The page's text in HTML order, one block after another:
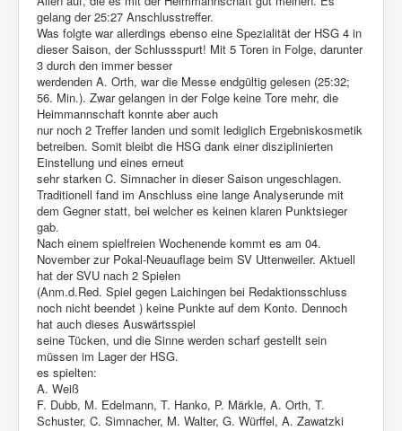
gelang der 25:27 Anschlusstreffer.
Was folgte war allerdings ebenso eine Spezialität der HSG 4 in
dieser Saison, der Schlussspurt! Mit 5 Toren in Folge, darunter
3 durch den immer besser
werdenden A. Orth, war die Messe endgültig gelesen (25:32;
56. Min.). Zwar gelangen in der Folge keine Tore mehr, die
Heimmannschaft konnte aber auch
nur noch 2 Treffer landen und somit lediglich Ergebniskosmetik
betreiben. Somit bleibt die HSG dank einer disziplinierten
Einstellung und eines erneut
sehr starken C. Simnacher in dieser Saison ungeschlagen.
Traditionell fand im Anschluss eine lange Analyserunde mit
dem Gegner statt, bei welcher es keinen klaren Punktsieger
gab.
Nach einem spielfreien Wochenende kommt es am 04.
November zur Pokal-Neuauflage beim SV Uttenweiler. Aktuell
hat der SVU nach 2 Spielen
(Anm.d.Red. Spiel gegen Laichingen bei Redaktionsschluss
noch nicht beendet ) keine Punkte auf dem Konto. Dennoch
hat auch dieses Auswärtsspiel
seine Tücken, und die Sinne werden scharf gestellt sein
müssen im Lager der HSG.
es spielten:
A. Weiß
F. Dubb, M. Edelmann, T. Hanko, P. Märkle, A. Orth, T.
Schuster, C. Simnacher, M. Walter, G. Würffel, A. Zawatzki